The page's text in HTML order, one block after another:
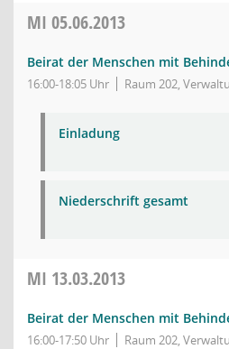
MI 05.06.2013
Beirat der Menschen mit
16:00-18:05 Uhr Raum 202,
Einladung
Niederschrift gesamt
MI 13.03.2013
Beirat der Menschen mit
16:00-17:50 Uhr Raum 202,